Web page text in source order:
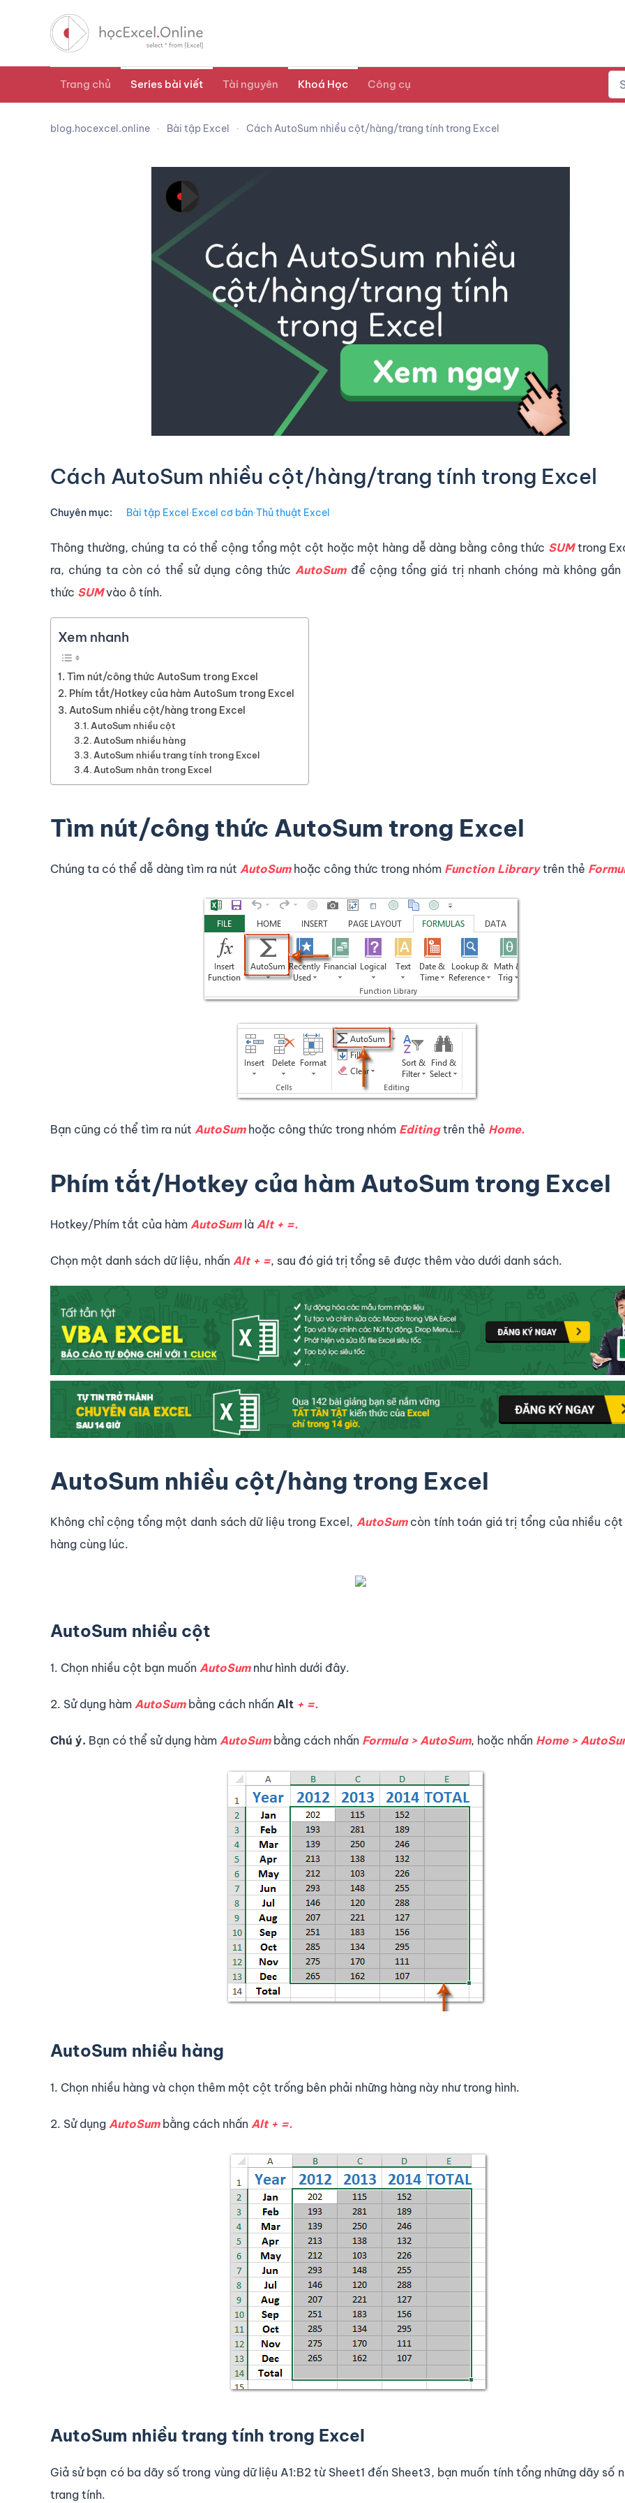
Trang chủ Series bài viết Tài nguyên Khoá Học Công cụ
blog.hocexcel.online Bài tập Excel Cách AutoSum nhiều cột/hàng/trang tính trong Excel
Cách AutoSum nhiều cột/hàng/trang tính trong Excel
Chuyên mục: Bài tập Excel∙Excel cơ bản∙Thủ thuật Excel
Thông thường, chúng ta có thể cộng tổng một cột hoặc một hàng dễ dàng bằng công thức SUMtrong
ra, chúng ta còn có thể sử dụng công thức AutoSum để cộng tổng giá trị nhanh chóng mà không
thức SUMvào ô tính.
Xem nhanh
Tìm nút/công thức AutoSum trong Excel
Phím tắt/Hotkey của hàm AutoSum trong Excel
AutoSum nhiều cột/hàng trong Excel
AutoSum nhiều cột
AutoSum nhiều hàng
AutoSum nhiều trang tính trong Excel
AutoSum nhân trong Excel
Tìm nút/công thức AutoSum trong Excel
Chúng ta có thể dễ dàng tìm ra nút AutoSum hoặc công thức trong nhóm Function Librarytrên thẻ
Bạn cũng có thể tìm ra nút AutoSum hoặc công thức trong nhóm Editingtrên thẻ Home.
Phím tắt/Hotkey của hàm AutoSum trong Excel
Hotkey/Phím tắt của hàm AutoSum là Alt + =.
Chọn một danh sách dữ liệu, nhấn Alt + =, sau đó giá trị tổng sẽ được thêm vào dưới danh sách.
AutoSum nhiều cột/hàng trong Excel
Không chỉ cộng tổng một danh sách dữ liệu trong Excel, AutoSum còn tính toán giá trị tổng của nhiều cột
hàng cùng lúc.
AutoSum nhiều cột
1. Chọn nhiều cột bạn muốn AutoSum như hình dưới đây.
2. Sử dụng hàm AutoSum bằng cách nhấn Alt + =.
Chú ý. Bạn có thể sử dụng hàm AutoSum bằng cách nhấn Formula > AutoSum, hoặc nhấn Home >
AutoSum nhiều hàng
1. Chọn nhiều hàng và chọn thêm một cột trống bên phải những hàng này như trong hình.
2. Sử dụng AutoSum bằng cách nhấn Alt + =.
AutoSum nhiều trang tính trong Excel
Giả sử bạn có ba dãy số trong vùng dữ liệu A1:B2 từ Sheet1 đến Sheet3, bạn muốn tính tổng những dãy số
trang tính.